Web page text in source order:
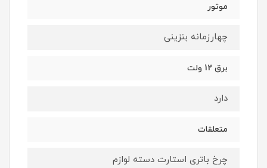
موتور
چهارزمانه بنزینی
برق 12 ولت
دارد
متعلقات
چرخ باتری استارت دسته لوازم